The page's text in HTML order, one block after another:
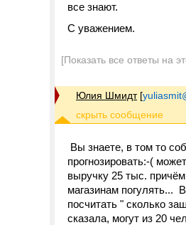
все знают.
С уважением.
[Показать все ответы на
Юлия Шмидт [
Вы знаете, в том то
прогнозировать:-(
выручку 25 тыс.
магазинам погулять...
посчитать " сколько
сказала, могут из 20